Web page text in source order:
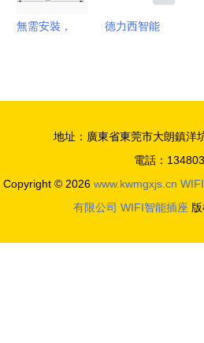
無需安裝，
德力西智能
地址：廣東省東莞市大朗鎮洋
電話：
Copyright © 2026 www.kwmgxjs.cn
有限公司 WIFI智能插座